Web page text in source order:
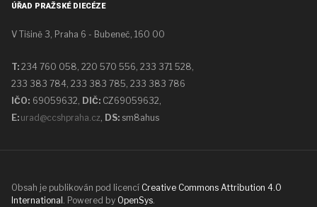
ÚŘAD PRAŽSKÉ DIECÉZE
V Tišině 3, Praha 6 - Bubeneč, 160 00
T: 234 760 058, 220 570 556, 233 371 528,
233 383 784, 233 383 785, 233 383 786
IČO: 69059632, DIČ: CZ69059632
E: urad@ccshpraha.cz DS: sm8ahus
Obsah je publikován pod licencí Creative Commons Attribution 4.0
International . Powered by OpenSys